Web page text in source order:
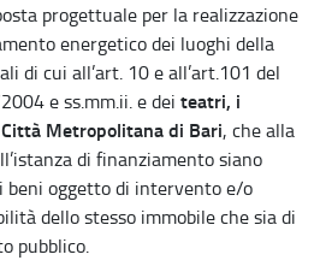
progettuale per la realizzazione
energetico dei luoghi della
di cui all’art. 10 e all’art.101 del
e ss.mm.ii. e dei teatri, i
Metropolitana di Bari, che alla
di finanziamento siano
beni oggetto di intervento e/o
dello stesso immobile che sia di
pubblico.